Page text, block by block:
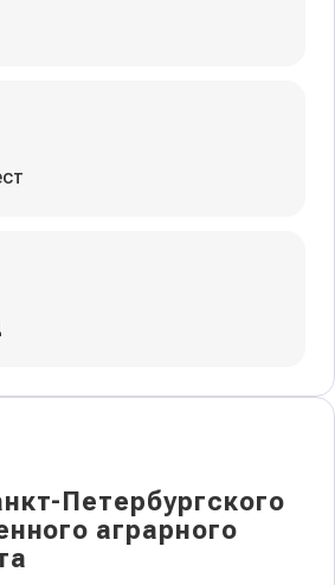
Петербургского
аграрного